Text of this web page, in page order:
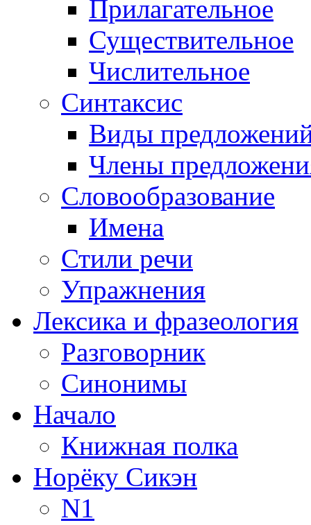
Прилагательное
Существительное
Числительное
Синтаксис
Виды
Члены
Словообразование
Имена
Стили речи
Упражнения
Лексика и фразеология
Разговорник
Синонимы
Начало
Книжная полка
Норёку Сикэн
N1